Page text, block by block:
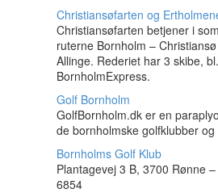
Christiansøfarten og
Christiansøfarten betjener i
ruterne Bornholm –
Allinge. Rederiet har 3 skibe,
BornholmExpress.
Golf Bornholm
GolfBornholm.dk er en
de bornholmske golfklubber og
Bornholms Golf Klub
Plantagevej 3 B, 3700 Rønne
6854